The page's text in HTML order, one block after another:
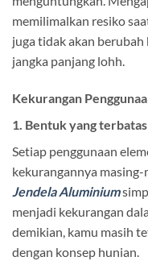
memilimalkan resiko
juga tidak akan
jangka panjang lohh.
Kekurangan
1. Bentuk yang terbatas
Setiap penggunaan
kekurangannya
Jendela Aluminium
menjadi kekurangan
demikian, kamu masih
dengan konsep hunian.